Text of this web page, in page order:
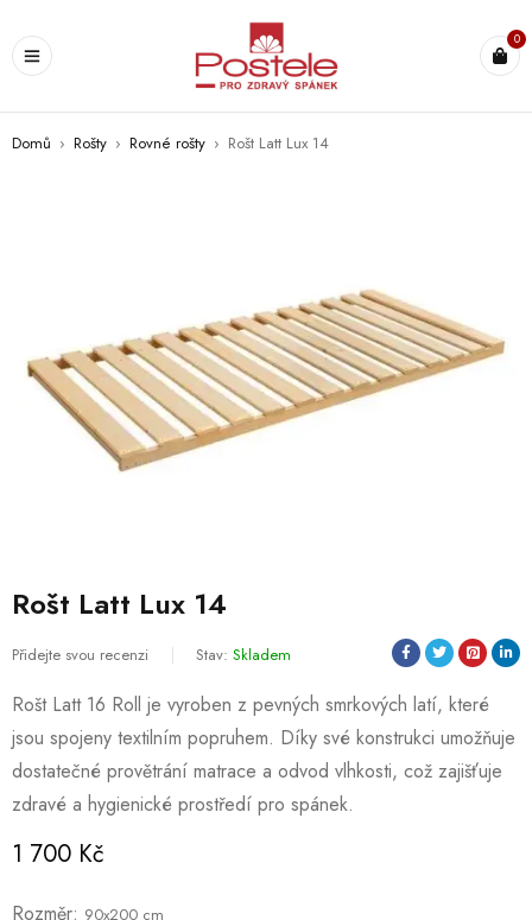
0
Domů › Rošty › Rovné rošty › Rošt Latt Lux 14
Rošt Latt Lux 14
Přidejte svou recenzi Stav: Skladem
Rošt Latt 16 Roll je vyroben z pevných smrkových latí, které
jsou spojeny textilním popruhem. Díky své konstrukci umožňuje
dostatečné provětrání matrace a odvod vlhkosti, což zajišťuje
zdravé a hygienické prostředí pro spánek.
1 700 Kč
Rozměr 90x200 cm